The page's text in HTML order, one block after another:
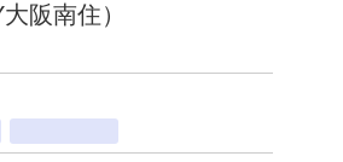
阪南住）